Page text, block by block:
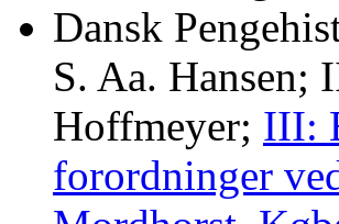
Dansk
S. Aa. Hansen;
Hoffmeyer; III:
forordninger